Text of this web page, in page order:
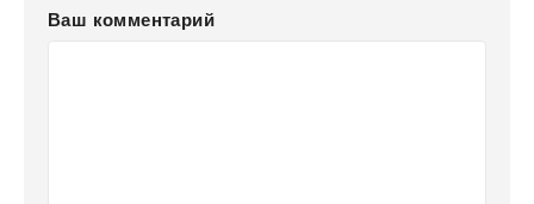
Ваш комментарий